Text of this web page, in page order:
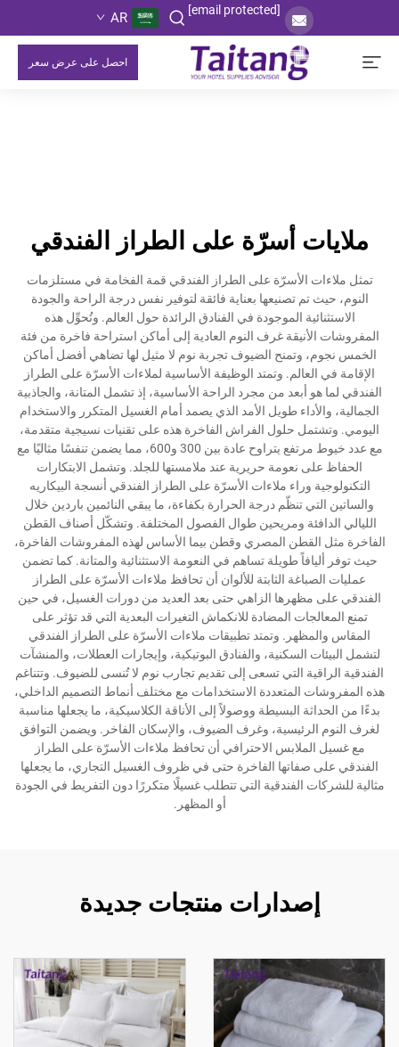
[email protected]
AR
احصل على عرض سعر
ملايات أسرّة على الطراز الفندقي
تمثل ملاءات الأسرّة على الطراز الفندقي قمة الفخامة في مستلزمات
النوم، حيث تم تصنيعها بعناية فائقة لتوفير نفس درجة الراحة والجودة
الاستثنائية الموجودة في الفنادق الرائدة حول العالم. وتُحوِّل هذه
المفروشات الأنيقة غرف النوم العادية إلى أماكن استراحة فاخرة من فئة
الخمس نجوم، وتمنح الضيوف تجربة نوم لا مثيل لها تضاهي أفضل أماكن
الإقامة في العالم. وتمتد الوظيفة الأساسية لملاءات الأسرّة على الطراز
الفندقي لما هو أبعد من مجرد الراحة الأساسية، إذ تشمل المتانة، والجاذبية
الجمالية، والأداء طويل الأمد الذي يصمد أمام الغسيل المتكرر والاستخدام
اليومي. وتشتمل حلول الفراش الفاخرة هذه على تقنيات نسيجية متقدمة،
مع عدد خيوط مرتفع يتراوح عادة بين 300 و600، مما يضمن تنفسًا مثاليًا مع
الحفاظ على نعومة حريرية عند ملامستها للجلد. وتشمل الابتكارات
التكنولوجية وراء ملاءات الأسرّة على الطراز الفندقي أنسجة البيكاريه
والساتين التي تنظّم درجة الحرارة بكفاءة، ما يبقي النائمين باردين خلال
الليالي الدافئة ومريحين طوال الفصول المختلفة. وتشكّل أصناف القطن
الفاخرة مثل القطن المصري وقطن بيما الأساس لهذه المفروشات الفاخرة،
حيث توفر أليافاً طويلة تساهم في النعومة الاستثنائية والمتانة. كما تضمن
عمليات الصباغة الثابتة للألوان أن تحافظ ملاءات الأسرّة على الطراز
الفندقي على مظهرها الزاهي حتى بعد العديد من دورات الغسيل، في حين
تمنع المعالجات المضادة للانكماش التغيرات البعدية التي قد تؤثر على
المقاس والمظهر. وتمتد تطبيقات ملاءات الأسرّة على الطراز الفندقي
لتشمل البيئات السكنية، والفنادق البوتيكية، وإيجارات العطلات، والمنشآت
الفندقية الراقية التي تسعى إلى تقديم تجارب نوم لا تُنسى للضيوف. وتتناغم
هذه المفروشات المتعددة الاستخدامات مع مختلف أنماط التصميم الداخلي،
بدءًا من الحداثة البسيطة ووصولاً إلى الأناقة الكلاسيكية، ما يجعلها مناسبة
لغرف النوم الرئيسية، وغرف الضيوف، والإسكان الفاخر. ويضمن التوافق
مع غسيل الملابس الاحترافي أن تحافظ ملاءات الأسرّة على الطراز
الفندقي على صفاتها الفاخرة حتى في ظروف الغسيل التجاري، ما يجعلها
مثالية للشركات الفندقية التي تتطلب غسيلًا متكررًا دون التفريط في الجودة
أو المظهر.
إصدارات منتجات جديدة